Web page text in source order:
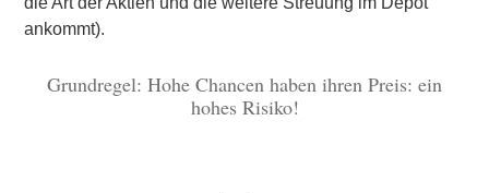
ankommt).
Grundregel: Hohe Chancen haben ihren Preis: ein
hohes Risiko!